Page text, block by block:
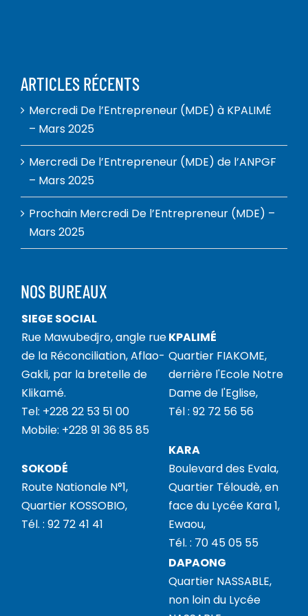
ARTICLES RÉCENTS
Mercredi De l’Entrepreneur (MDE) à KPALIMÉ
– Mars 2025
Mercredi De l’Entrepreneur (MDE) de l’ANPGF
– Mars 2025
Prochain Mercredi De l’Entrepreneur (MDE) –
Mars 2025
NOS BUREAUX
SIEGE SOCIAL
Rue Mawubedjro, angle rue
de la Réconciliation, Aflao-
Gakli, par la bretelle de
Klikamé.
Tel: +228 22 53 51 00
Mobile: +228 91 36 85 85
KPALIMÉ
Quartier FIAKOME,
derrière l'Ecole Notre
Dame de l'Eglise,
Tél : 92 72 56 56
SOKODÉ
Route Nationale N°1,
Quartier KOSSOBIO,
Tél. : 92 72 41 41
KARA
Boulevard des Evala,
Quartier Téloudè, en
face du Lycée Kara 1,
Ewaou,
Tél. : 70 45 05 55
DAPAONG
Quartier NASSABLE,
non loin du Lycée